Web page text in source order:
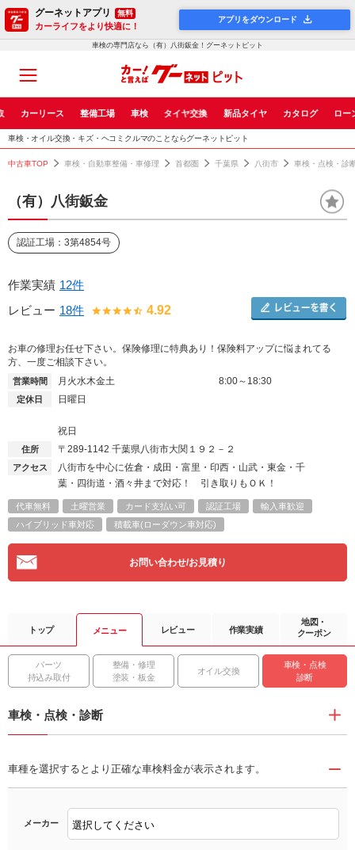
グーネットアプリ 無料
カーライフをより快適に！
アプリをダウンロード
車検の専門店なら（有）八街鈑金！グーネットピット
カーリース 整備工場 車検 タイヤ交換 新品タイヤ カタログ ロー
車検・オイル交換・キズ・ヘコミクルマのことならグーネットピット
中古車TOP 車検・自動車整備・車修理 首都圏 千葉県 八街市 車検・点検・診
（有）八街鈑金
認証工場：3第4854号
作業実績 12件
レビュー 18件 4.92
お車の修理お任せ下さい。保険修理に特典あり！保険料アップに悩まれてる
方、一度ご相談下さい。
営業時間 月火水木金土 8:00～18:30
定休日 日曜日
祝日
住所 〒289-1142 千葉県八街市大関１９２－２
アクセス
八街市を中心に佐倉・成田・富里・印西・山武・東金・千
葉・四街道・酒々井まで対応！ 引き取りもＯＫ！
代車無料 土曜営業 カード支払い可 認証工場
輸入車歓迎
ハイブリッド車対応
積載車(ローダウン車対応)
お問い合わせ/お見積り
トップ メニュー レビュー 作業実績
地図・
クーポン
パーツ
持込み取付
整備・修理
塗装・板金
オイル交換
車検・点検
診断
車検・点検・診断
車種を選択するとより正確な車検料金が表示されます。
メーカー